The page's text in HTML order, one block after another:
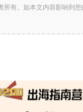
所有。如本文内容影响到